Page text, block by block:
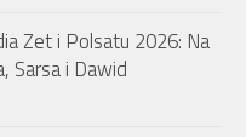
Zet i Polsatu 2026: Na
Sarsa i Dawid